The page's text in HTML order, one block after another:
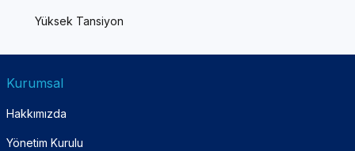
Yüksek Tansiyon
Kurumsal
Hakkımızda
Yönetim Kurulu